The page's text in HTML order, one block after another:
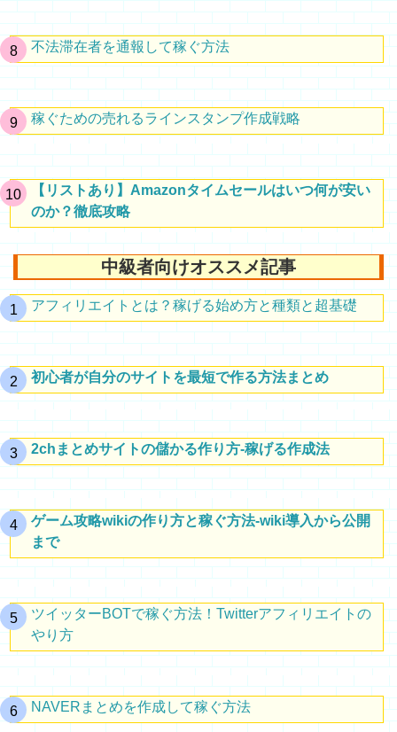
不法滞在者を通報して稼ぐ方法
稼ぐための売れるラインスタンプ作成戦略
【リストあり】Amazonタイムセールはいつ何が安い
のか？徹底攻略
中級者向けオススメ記事
アフィリエイトとは？稼げる始め方と種類と超基礎
初心者が自分のサイトを最短で作る方法まとめ
2chまとめサイトの儲かる作り方-稼げる作成法
ゲーム攻略wikiの作り方と稼ぐ方法-wiki導入から公開
まで
ツイッターBOTで稼ぐ方法！Twitterアフィリエイトの
やり方
NAVERまとめを作成して稼ぐ方法